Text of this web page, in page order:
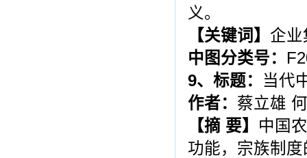
义。
【关键词 】 企
中图分类号：
9、标题：
当代
作者： 蔡立雄
【摘 要】 中国
功能，宗族制